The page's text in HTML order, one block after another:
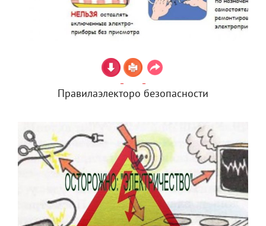
Правилаэлекторо безопасности